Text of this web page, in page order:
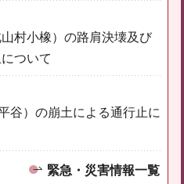
村小橡）の路肩決壊及び
ついて
谷）の崩土による通行止に
緊急・災害情報一覧